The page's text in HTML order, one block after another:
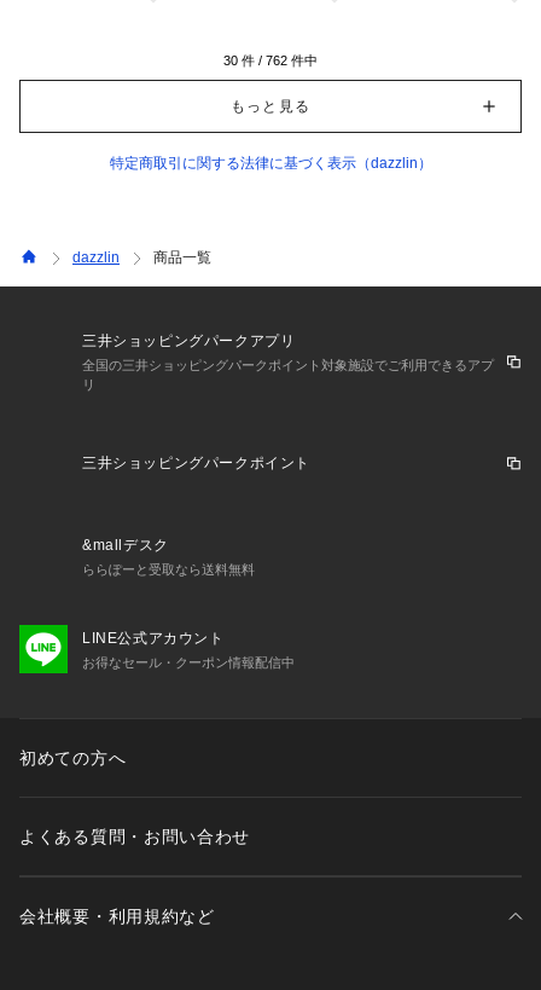
30 件 / 762 件中
もっと見る
特定商取引に関する法律に基づく表示（dazzlin）
dazzlin 商品一覧
三井ショッピングパークアプリ
全国の三井ショッピングパークポイント対象施設でご利用できるアプ
リ
三井ショッピングパークポイント
&mallデスク
ららぽーと受取なら送料無料
LINE公式アカウント
お得なセール・クーポン情報配信中
初めての方へ
よくある質問・お問い合わせ
会社概要・利用規約など